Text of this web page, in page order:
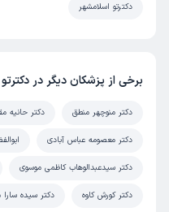
دکترتو اسلامشهر
برخی از پزشکان دیگر در دکترتو
دکتر منوچهر منطق دکتر حانیه
دکتر معصومه عباس آبادی
دکتر سیدعبدالوهاب کاظمی موسوی
دکتر کورش کاوه دکتر سیده